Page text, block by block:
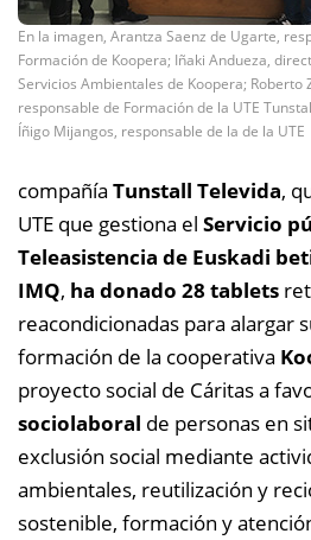
En la imagen, Arantza Saenz de Ugarte,
Formación de Koopera; Iñaki Andueza,
Servicios Ambientales de Koopera; Roberto
responsable de Formación de la UTE
Íñigo Mijangos, responsable de la de la UTE
compañía Tunstall Televida,
UTE que gestiona el Servicio
Teleasistencia de Euskadi
IMQ, ha donado 28 tablets
reacondicionadas para alargar
formación de la cooperativa
proyecto social de Cáritas a
sociolaboral de personas en
exclusión social mediante
ambientales, reutilización y
sostenible, formación y